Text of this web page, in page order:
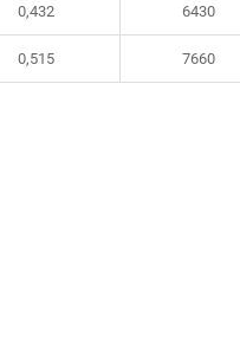
0,432 6430
0,515 7660